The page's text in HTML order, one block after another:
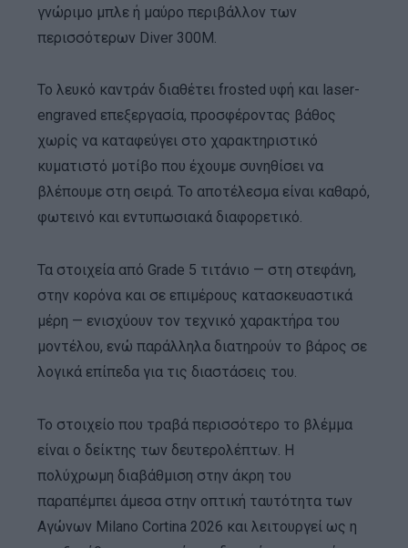
γνώριμο μπλε ή μαύρο περιβάλλον των
περισσότερων Diver 300M.
Το λευκό καντράν διαθέτει frosted υφή και laser-
engraved επεξεργασία, προσφέροντας βάθος
χωρίς να καταφεύγει στο χαρακτηριστικό
κυματιστό μοτίβο που έχουμε συνηθίσει να
βλέπουμε στη σειρά. Το αποτέλεσμα είναι καθαρό,
φωτεινό και εντυπωσιακά διαφορετικό.
Τα στοιχεία από Grade 5 τιτάνιο — στη στεφάνη,
στην κορόνα και σε επιμέρους κατασκευαστικά
μέρη — ενισχύουν τον τεχνικό χαρακτήρα του
μοντέλου, ενώ παράλληλα διατηρούν το βάρος σε
λογικά επίπεδα για τις διαστάσεις του.
Το στοιχείο που τραβά περισσότερο το βλέμμα
είναι ο δείκτης των δευτερολέπτων. Η
πολύχρωμη διαβάθμιση στην άκρη του
παραπέμπει άμεσα στην οπτική ταυτότητα των
Αγώνων Milano Cortina 2026 και λειτουργεί ως η